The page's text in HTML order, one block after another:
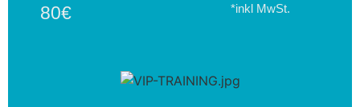
80€ *inkl MwSt.